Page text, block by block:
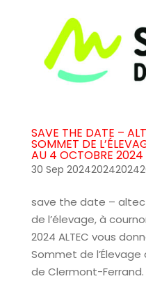
SAVE THE DATE –
SOMMET DE
AU 4 OCTOBRE 2024
30 Sep
save the date –
de l’élevage, à
2024 ALTEC vous
Sommet de
de Clermont-Ferrand.